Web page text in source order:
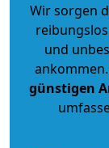
Wir sorgen
und
günstigen